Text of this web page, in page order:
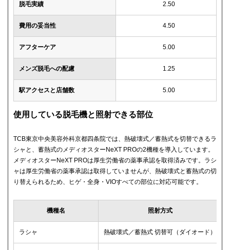
脱毛実績 2.50
費用の妥当性 4.50
アフターケア 5.00
メンズ脱毛への配慮 1.25
駅アクセスと店舗数 5.00
使用している脱毛機と照射できる部位
TCB東京中央美容外科京都四条院では、熱破壊式／蓄熱式を切替できるラ
シャと、蓄熱式のメディオスターNeXT PROの2機種を導入しています。
メディオスターNeXT PROは厚生労働省の薬事承認を取得済みです。ラシ
ャは厚生労働省の薬事承認は取得していませんが、熱破壊式と蓄熱式の切
り替えられるため、ヒゲ・全身・VIOすべての部位に対応可能です。
機種名 照射方式
ラシャ 熱破壊式／蓄熱式 切替可（ダイオード）